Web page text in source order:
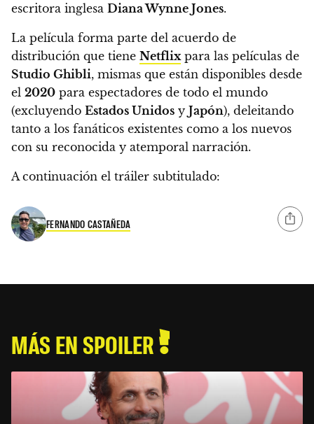
escritora inglesa Diana Wynne Jones.
La película forma parte del acuerdo de
distribución que tiene Netflix para las películas de
Studio Ghibli, mismas que están disponibles desde
el 2020 para espectadores de todo el mundo
(excluyendo Estados Unidos y Japón), deleitando
tanto a los fanáticos existentes como a los nuevos
con su reconocida y atemporal narración.
A continuación el tráiler subtitulado:
FERNANDO CASTAÑEDA
MÁS EN SPOILER